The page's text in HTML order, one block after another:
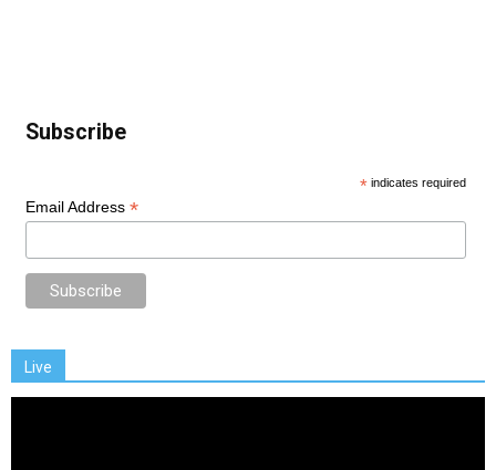
Subscribe
* indicates required
Email Address *
Live